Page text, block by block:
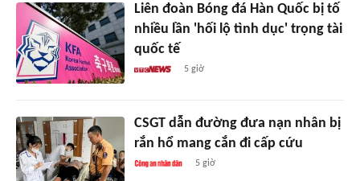
Liên đoàn Bóng đá Hàn Quốc bị tố
nhiều lần 'hối lộ tình dục' trọng tài
quốc tế
5 giờ
CSGT dẫn đường đưa nạn nhân bị
rắn hổ mang cắn đi cấp cứu
5 giờ